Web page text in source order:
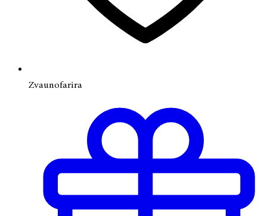
Zvaunofarira